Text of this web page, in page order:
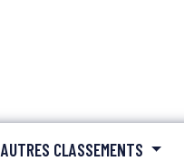
AUTRES CLASSEMENTS